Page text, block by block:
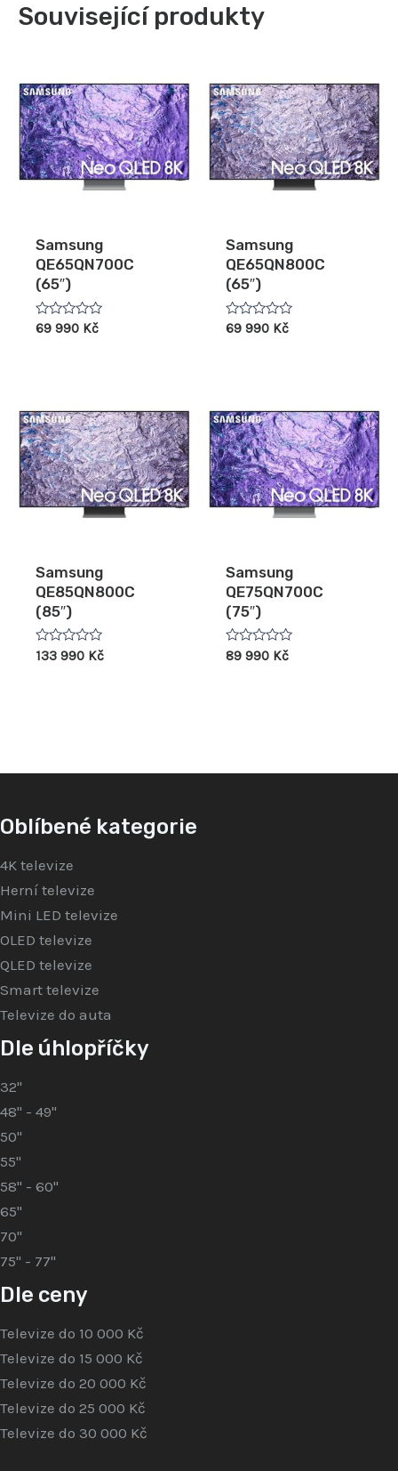
Související produkty
Samsung
QE65QN700C
(65″)
Hodnocení
69 990 Kč
Samsung
QE65QN800C
(65″)
Hodnocení
69 990 Kč
Samsung
QE85QN800C
(85″)
Hodnocení
133 990 Kč
Samsung
QE75QN700C
(75″)
Hodnocení
89 990 Kč
Oblíbené kategorie
4K televize
Herní televize
Mini LED televize
OLED televize
QLED televize
Smart televize
Televize do auta
Dle úhlopříčky
32"
48" - 49"
50"
55"
58" - 60"
65"
70"
75" - 77"
Dle ceny
Televize do 10 000 Kč
Televize do 15 000 Kč
Televize do 20 000 Kč
Televize do 25 000 Kč
Televize do 30 000 Kč